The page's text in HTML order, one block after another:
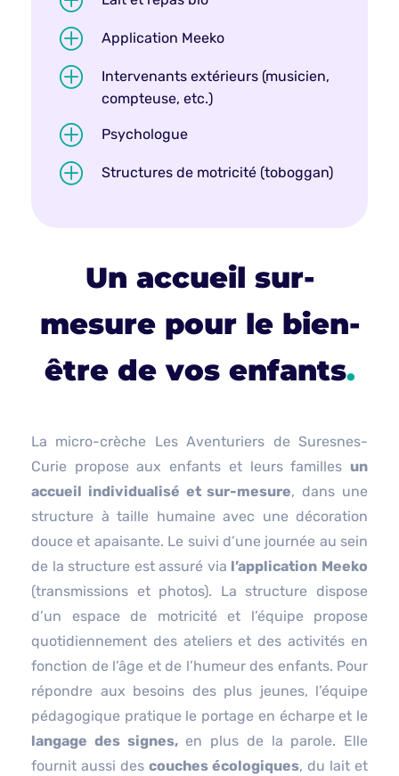
P Application Meeko
P
Intervenants extérieurs (musicien,
compteuse, etc.)
P Psychologue
P Structures de motricité (toboggan)
Un accueil sur-
mesure pour le bien-
être de vos enfants.
La micro-crèche Les Aventuriers de Suresnes-
Curie propose aux enfants et leurs familles un
accueil individualisé et sur-mesure, dans une
structure à taille humaine avec une décoration
douce et apaisante. Le suivi d’une journée au sein
de la structure est assuré via l’application Meeko
(transmissions et photos). La structure dispose
d’un espace de motricité et l’équipe propose
quotidiennement des ateliers et des activités en
fonction de l’âge et de l’humeur des enfants. Pour
répondre aux besoins des plus jeunes, l’équipe
pédagogique pratique le portage en écharpe et le
langage des signes,en plus de la parole. Elle
fournit aussi des couches écologiques, du lait et